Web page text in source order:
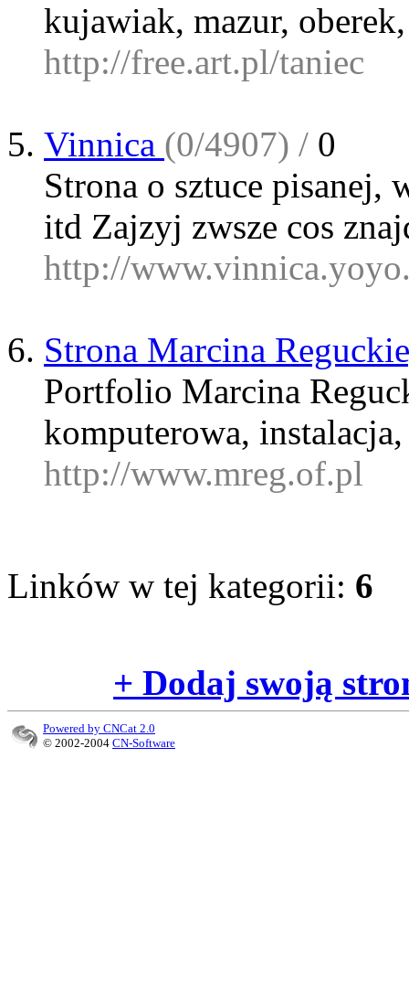
kujawiak, mazur,
http://free.art.pl/taniec
Vinnica (0/4907) / 0
Strona o sztuce pisanej,
itd Zajzyj zwsze cos
http://
Strona Marcina
Portfolio Marcina
komputerowa,
http://www.mreg.of.pl
Linków w tej kategorii: 6
+ Dodaj swoją
Powered by CNCat 2.0
© 2002-2004 CN-Software